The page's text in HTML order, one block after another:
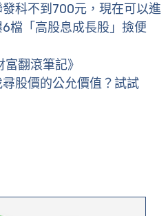
科不到700元，現在可以進
檔「高股息成長股」撿便
富翻滾筆記》
尋股價的公允價值？試試